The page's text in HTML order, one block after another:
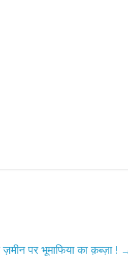
पर भूमाफिया का क़ब्ज़ा !